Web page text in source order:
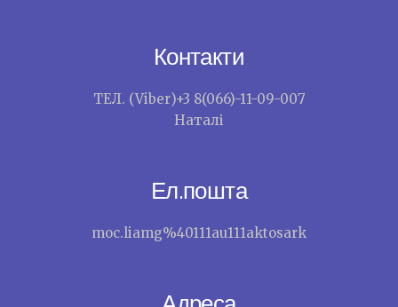
Контакти
ТЕЛ. (Viber)+3 8(066)-11-09-007
Наталі
Ел.пошта
moc.liamg%40111au111aktosark